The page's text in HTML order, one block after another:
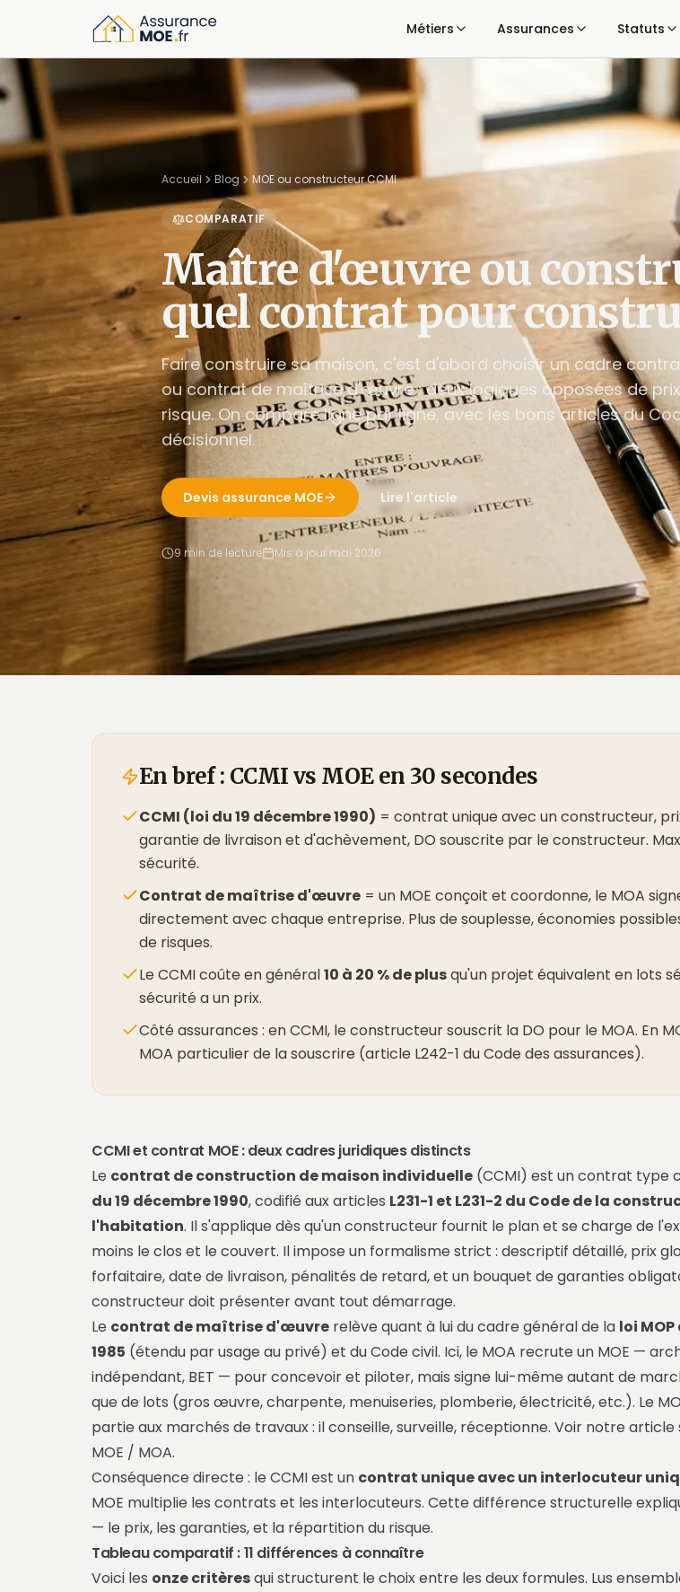
Métiers Assurances Statuts
Accueil Blog MOE ou constructeur CCMI
COMPARATIF
Maître d'œuvre ou
quel contrat pour
Faire construire sa maison, c'est d'abord choisir un cadre
ou contrat de maîtrise d'œuvre : deux logiques opposées de
risque. On compare ligne par ligne, avec les bons articles du
décisionnel.
Devis assurance MOE Lire l'article
9 min de lecture Mis à jour mai 2026
En bref : CCMI vs MOE en 30 secondes
CCMI (loi du 19 décembre 1990) = contrat unique avec un constructeur,
garantie de livraison et d'achèvement, DO souscrite par le constructeur.
sécurité.
Contrat de maîtrise d'œuvre = un MOE conçoit et coordonne, le MOA
directement avec chaque entreprise. Plus de souplesse, économies
de risques.
Le CCMI coûte en général10 à 20 % de plusqu'un projet équivalent en lots
sécurité a un prix.
Côté assurances : en CCMI, le constructeur souscrit la DO pour le MOA. En
MOA particulier de la souscrire (article L242-1 du Code des assurances).
CCMI et contrat MOE : deux cadres juridiques distincts
Le contrat de construction de maison individuelle (CCMI) est un contrat type
du 19 décembre 1990, codifié aux articles L231-1 et L231-2 du Code de la
l'habitation. Il s'applique dès qu'un constructeur fournit le plan et se charge de
moins le clos et le couvert. Il impose un formalisme strict : descriptif détaillé, prix
forfaitaire, date de livraison, pénalités de retard, et un bouquet de garanties
constructeur doit présenter avant tout démarrage.
Le contrat de maîtrise d'œuvre relève quant à lui du cadre général de la loi
1985 (étendu par usage au privé) et du Code civil. Ici, le MOA recrute un MOE —
indépendant, BET — pour concevoir et piloter, mais signe lui-même autant de
que de lots (gros œuvre, charpente, menuiseries, plomberie, électricité, etc.). Le
partie aux marchés de travaux : il conseille, surveille, réceptionne. Voir notre article
MOE / MOA.
Conséquence directe : le CCMI est un contrat unique avec un interlocuteur
MOE multiplie les contrats et les interlocuteurs. Cette différence structurelle
— le prix, les garanties, et la répartition du risque.
Tableau comparatif : 11 différences à connaître
Voici les onze critèresqui structurent le choix entre les deux formules. Lus